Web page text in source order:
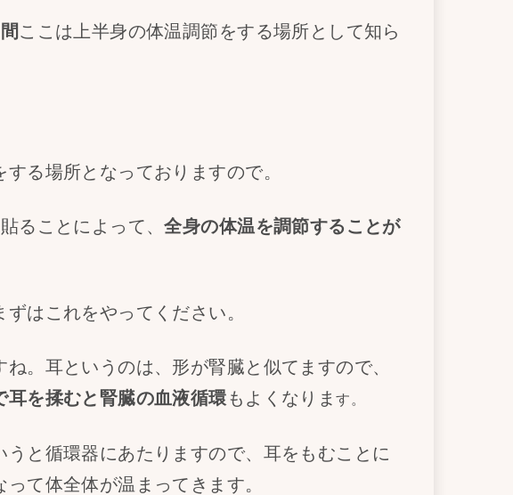
ここは上半身の体温調節をする場所として知ら
る場所となっておりますので。
ることによって、全身の体温を調節することが
はこれをやってください。
ね。耳というのは、形が腎臓と似てますので、
耳を揉むと腎臓の血液循環もよくなります。
と循環器にあたりますので、耳をもむことに
て体全体が温まってきます。